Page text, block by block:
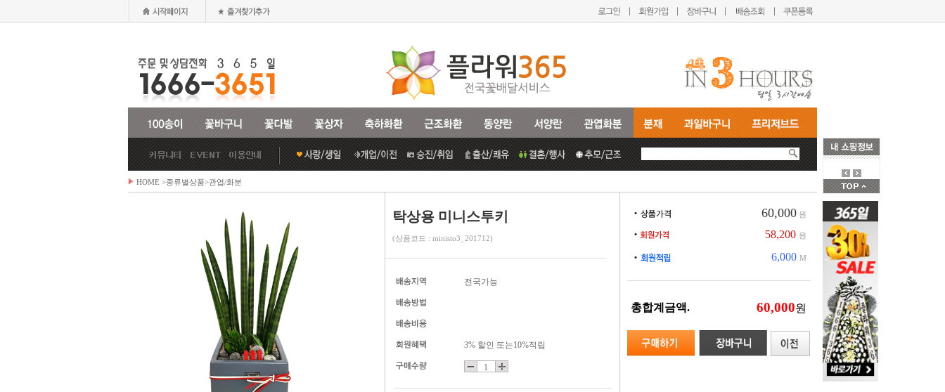
HOME >종류별상품>관엽/화분
탁상용 미니스투키
(상품코드 : ministo3_201712)
전국가능
3% 할인 또는10%적립
60,000 원
58,200 원
6,000 M
총합계금액. 원